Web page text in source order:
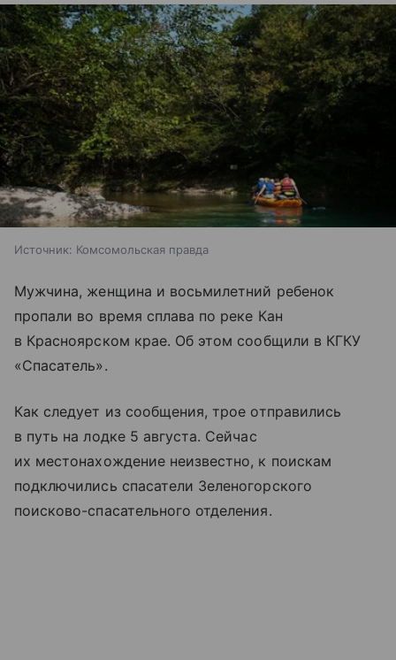
Источник: Комсомольская правда
Мужчина, женщина и восьмилетний ребенок
пропали во время сплава по реке Кан
в Красноярском крае. Об этом сообщили в КГКУ
«Спасатель».
Как следует из сообщения, трое отправились
в путь на лодке 5 августа. Сейчас
их местонахождение неизвестно, к поискам
подключились спасатели Зеленогорского
поисково-спасательного отделения.